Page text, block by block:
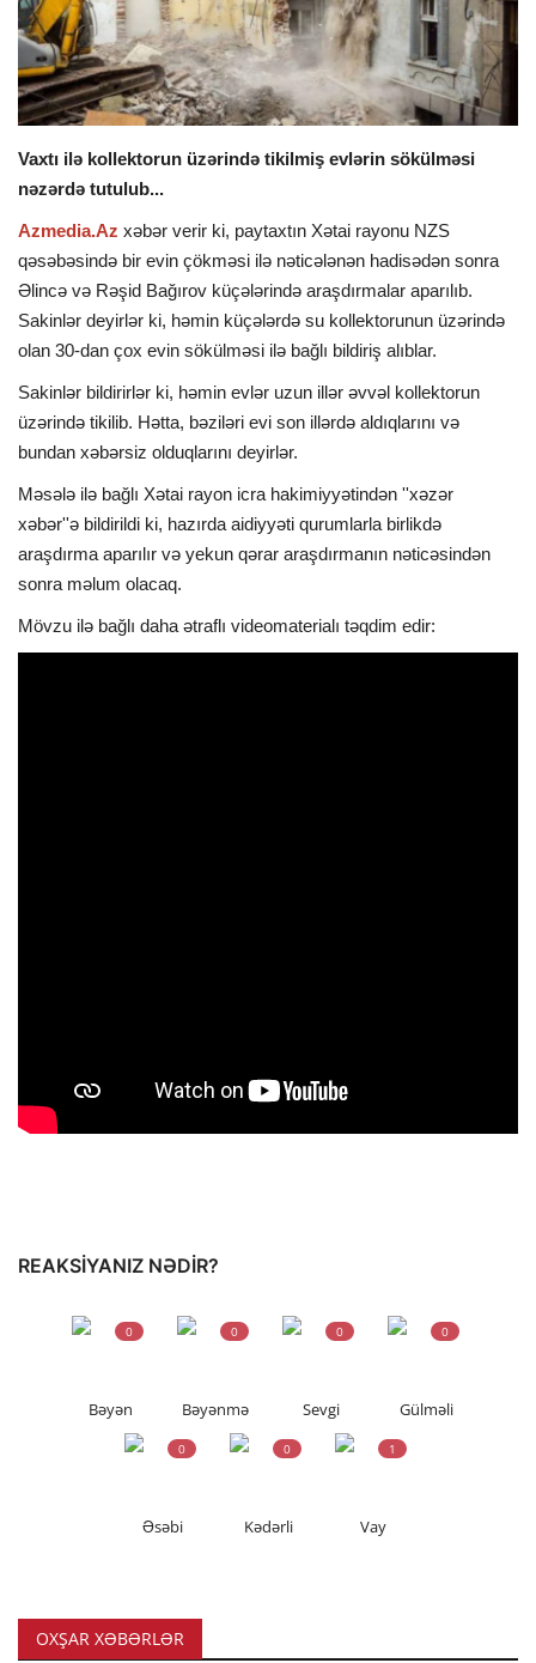
İDMAN
DÜNYA
MARAQLI
SAĞLAMLIQ
ŞOU BİZNES
MÜSAHİBƏ
İKT
Vaxtı ilə kollektorun üzərində tikilmiş evlərin sökülməsi
nəzərdə tutulub...
Azmedia.Az xəbər verir ki, paytaxtın Xətai rayonu NZS
qəsəbəsində bir evin çökməsi ilə nəticələnən hadisədən sonra
Əlincə və Rəşid Bağırov küçələrində araşdırmalar aparılıb.
Sakinlər deyirlər ki, həmin küçələrdə su kollektorunun üzərində
olan 30-dan çox evin sökülməsi ilə bağlı bildiriş alıblar.
Sakinlər bildirirlər ki, həmin evlər uzun illər əvvəl kollektorun
üzərində tikilib. Hətta, bəziləri evi son illərdə aldıqlarını və
bundan xəbərsiz olduqlarını deyirlər.
Məsələ ilə bağlı Xətai rayon icra hakimiyyətindən ''xəzər
xəbər''ə bildirildi ki, hazırda aidiyyəti qurumlarla birlikdə
araşdırma aparılır və yekun qərar araşdırmanın nəticəsindən
sonra məlum olacaq.
Mövzu ilə bağlı daha ətraflı videomaterialı təqdim edir:
REAKSIYANIZ NƏDIR?
Bəyən
0
Bəyənmə
0
Sevgi
0
Gülməli
0
Əsəbi
0
Kədərli
0
Vay
1
OXŞAR XƏBƏRLƏR